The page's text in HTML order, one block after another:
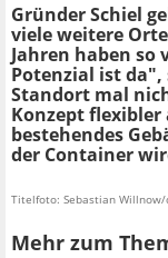
Gründer Schiel
viele weitere
Jahren haben so
Potenzial ist da",
Standort mal
Konzept
bestehendes
der Container
Titelfoto: Sebastian Willnow/
Mehr zum